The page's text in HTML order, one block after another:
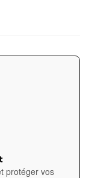
protéger vos